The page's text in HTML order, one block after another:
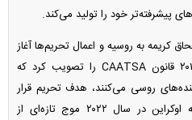
پیشرفته‌تر خود را تولید می‌کند.
۲۰۱۴ و پس از الحاق کریمه به روسیه و اعمال تحریم‌ها آغاز
شد. پس از آن، آمریکا در سال ۲۰۱۷ قانون CAATSA را تصویب کرد که
روسی می‌کنند، هدف تحریم قرار
می‌دهد. در نهایت، حمله روسیه به اوکراین در سال ۲۰۲۲ موج تازه‌ای از